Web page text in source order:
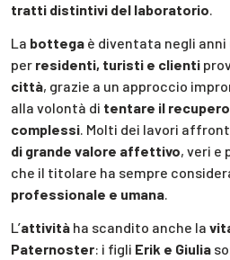
tratti distintivi del laboratorio.
La bottega è diventata negli anni
per residenti, turisti e clienti
città, grazie a un approccio
alla volontà di tentare il recupero
complessi. Molti dei lavori
di grande valore affettivo, veri e
che il titolare ha sempre
professionale e umana.
L’attività ha scandito anche la
Paternoster: i figli Erik e Giulia